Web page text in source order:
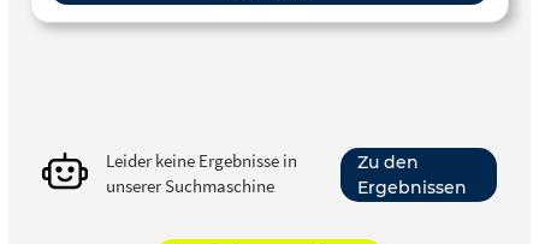
Leider keine Ergebnisse in
unserer Suchmaschine
Zu den
Ergebnissen